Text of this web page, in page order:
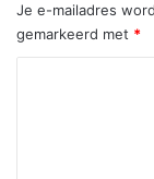
Je e-mailadres
gemarkeerd met *